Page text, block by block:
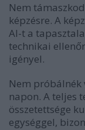
Nem
képzésre. A
AI-t a
technikai
igényel.
Nem
napon. A teljes
összetettsége
egységgel,